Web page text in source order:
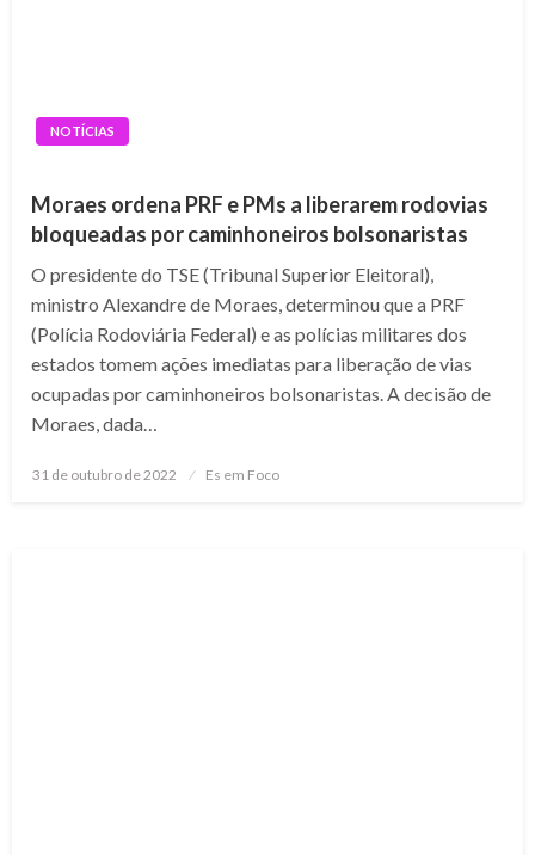
NOTÍCIAS
Moraes ordena PRF e PMs a liberarem rodovias
bloqueadas por caminhoneiros bolsonaristas
O presidente do TSE (Tribunal Superior Eleitoral),
ministro Alexandre de Moraes, determinou que a PRF
(Polícia Rodoviária Federal) e as polícias militares dos
estados tomem ações imediatas para liberação de vias
ocupadas por caminhoneiros bolsonaristas. A decisão de
Moraes, dada…
Posted
31 de outubro de 2022 Es em Foco